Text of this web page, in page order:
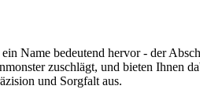
Name bedeutend hervor - der
zuschlägt, und bieten
und Sorgfalt aus.